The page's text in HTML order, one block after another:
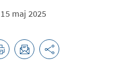
15 maj 2025